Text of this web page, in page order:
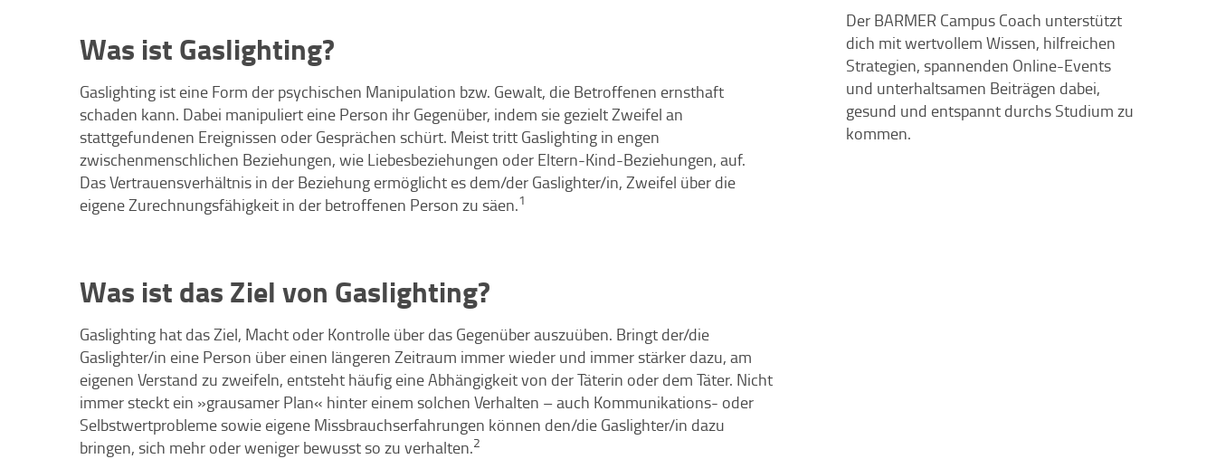
Was ist Gaslighting?
Gaslighting ist eine Form der psychischen Manipulation bzw. Gewalt, die Betroffenen ernsthaft
schaden kann. Dabei manipuliert eine Person ihr Gegenüber, indem sie gezielt Zweifel an
stattgefundenen Ereignissen oder Gesprächen schürt. Meist tritt Gaslighting in engen
zwischenmenschlichen Beziehungen, wie Liebesbeziehungen oder Eltern-Kind-Beziehungen, auf.
Das Vertrauensverhältnis in der Beziehung ermöglicht es dem/der Gaslighter/in, Zweifel über die
eigene Zurechnungsfähigkeit in der betroffenen Person zu säen.1
Was ist das Ziel von Gaslighting?
Gaslighting hat das Ziel, Macht oder Kontrolle über das Gegenüber auszuüben. Bringt der/die
Gaslighter/in eine Person über einen längeren Zeitraum immer wieder und immer stärker dazu, am
eigenen Verstand zu zweifeln, entsteht häufig eine Abhängigkeit von der Täterin oder dem Täter. Nicht
immer steckt ein »grausamer Plan« hinter einem solchen Verhalten – auch Kommunikations- oder
Selbstwertprobleme sowie eigene Missbrauchserfahrungen können den/die Gaslighter/in dazu
bringen, sich mehr oder weniger bewusst so zu verhalten.2
Der BARMER Campus Coach unterstützt
dich mit wertvollem Wissen, hilfreichen
Strategien, spannenden Online-Events
und unterhaltsamen Beiträgen dabei,
gesund und entspannt durchs Studium zu
kommen.